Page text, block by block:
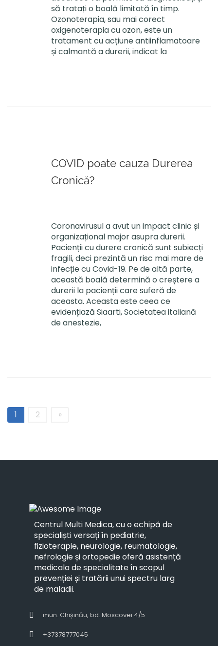
să tratați o boală limitată în timp.
Ozonoterapia, sau mai corect
oxigenoterapia cu ozon, este un
tratament cu acțiune antiinflamatoare
și calmantă a durerii, indicat la
COVID poate cauza Durerea
Cronică?
Coronavirusul a avut un impact clinic și
organizațional major asupra durerii.
Pacienții cu durere cronică sunt subiecți
fragili, deci prezintă un risc mai mare de
infecție cu Covid-19. Pe de altă parte,
această boală determină o creștere a
durerii la pacienții care suferă de
aceasta. Aceasta este ceea ce
evidențiază Siaarti, Societatea italiană
de anestezie,
1 2 »
Centrul Multi Medica, cu o echipă de
specialiști versați în pediatrie,
fizioterapie, neurologie, reumatologie,
nefrologie și ortopedie oferă asistență
medicala de specialitate în scopul
prevenției și tratării unui spectru larg
de maladii.
mun. Chișinău, bd. Moscovei 4/5
+37378777045